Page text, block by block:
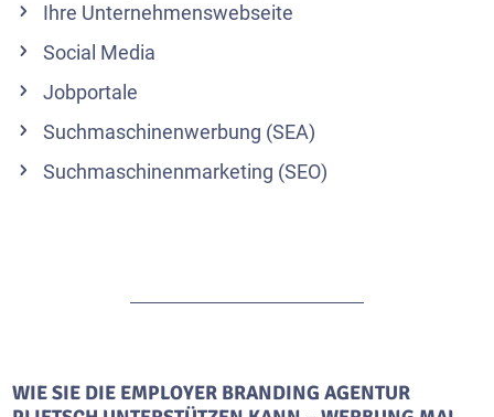
Ihre Unternehmenswebseite
Social Media
Jobportale
Suchmaschinenwerbung (SEA)
Suchmaschinenmarketing (SEO)
WIE SIE DIE EMPLOYER BRANDING AGENTUR